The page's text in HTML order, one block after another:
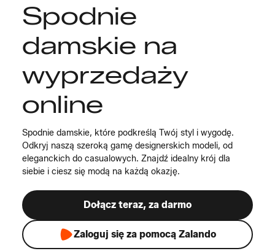
Spodnie
damskie na
wyprzedaży
online
Spodnie damskie, które podkreślą Twój styl i wygodę.
Odkryj naszą szeroką gamę designerskich modeli, od
eleganckich do casualowych. Znajdź idealny krój dla
siebie i ciesz się modą na każdą okazję.
Dołącz teraz, za darmo
Zaloguj się za pomocą Zalando